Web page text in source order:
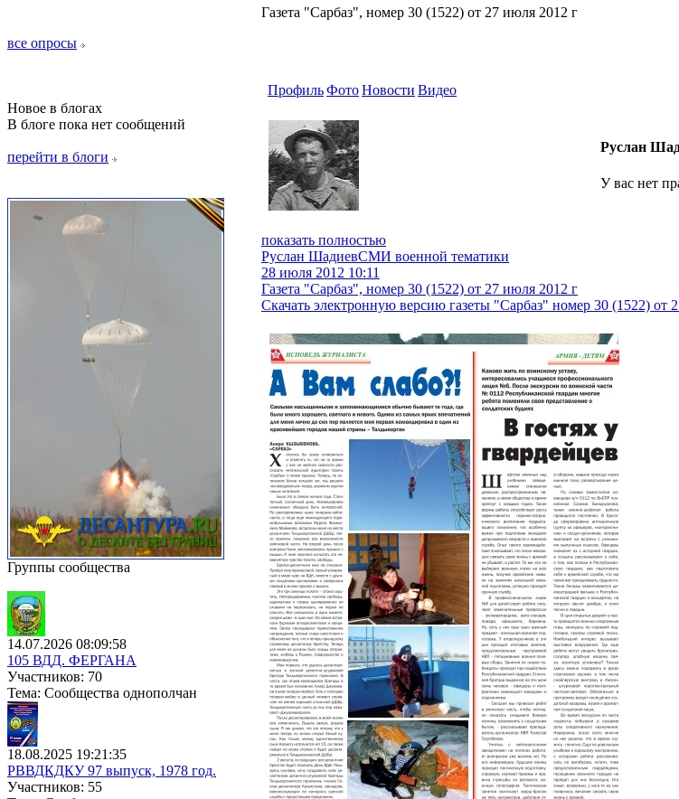
все опросы
Новое в блогах
В блоге пока нет сообщений
перейти в блоги
Группы сообщества
14.07.2026 08:09:58
105 ВДД. ФЕРГАНА
Участников: 70
Тема: Сообщества однополчан
18.08.2025 19:21:35
РВВДКДКУ 97 выпуск, 1978 год.
Участников: 55
Газета "Сарбаз", номер 30 (1522) от 27 июля 2012 г
ПрофильФотоНовости Видео
Руслан
У вас нет
показать полностью
Руслан ШадиевСМИ военной тематики
28 июля 2012 10:11
Газета "Сарбаз", номер 30 (1522) от 27 июля 2012 г
Скачать электронную версию газеты "Сарбаз" номер 30 (1522) от